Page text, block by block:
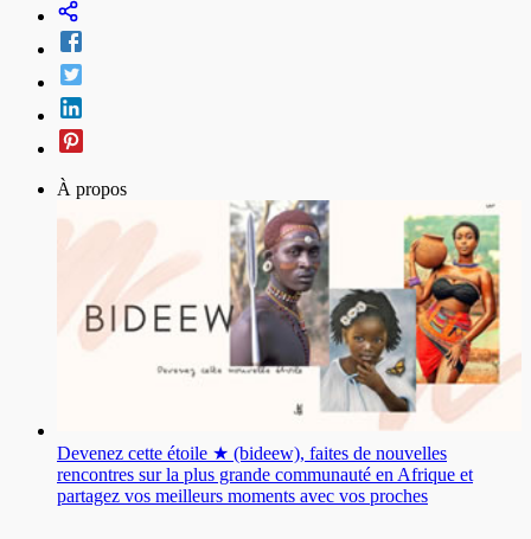
À propos
Devenez cette étoile ★ (bideew), faites de nouvelles
rencontres sur la plus grande communauté en Afrique et
partagez vos meilleurs moments avec vos proches